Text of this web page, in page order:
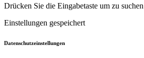
Drücken Sie die Eingabetaste um zu suchen
Einstellungen gespeichert
Datenschutzeinstellungen